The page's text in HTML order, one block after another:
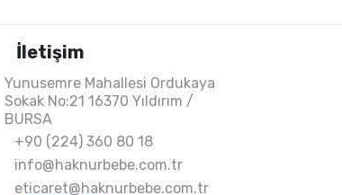
İletişim
Yunusemre Mahallesi Ordukaya
Sokak No:21 16370 Yıldırım /
BURSA
+90 (224) 360 80 18
info@haknurbebe.com.tr
eticaret@haknurbebe.com.tr